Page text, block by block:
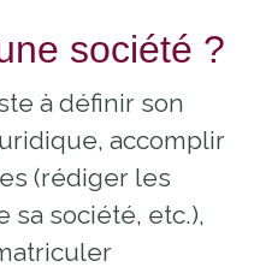
société ?
à définir son
accomplir
(rédiger les
sa société, etc.),